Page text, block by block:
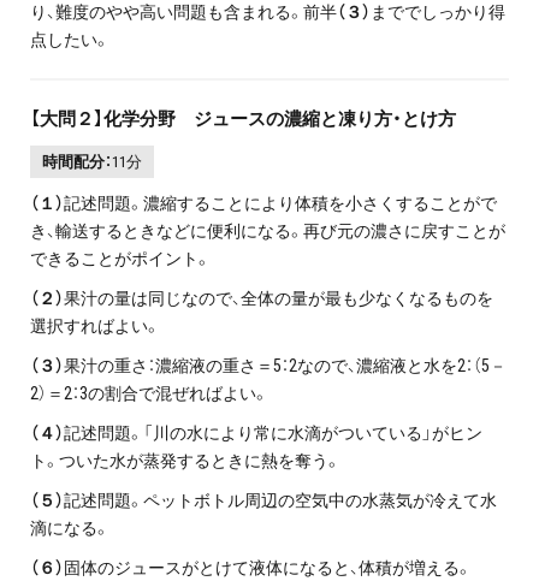
り、難度のやや高い問題も含まれる。前半（３） まででしっかり得
点したい。
【大問２】化学分野 ジュースの濃縮と凍り方・とけ方
時間配分：11分
（１）記述問題。濃縮することにより体積を小さくすることがで
き、輸送するときなどに便利になる。再び元の濃さに戻すことが
できることがポイント。
（２）果汁の量は同じなので、全体の量が最も少なくなるものを
選択すればよい。
（３）果汁の重さ：濃縮液の重さ＝5：2なので、濃縮液と水を2：（5－
2）＝2：3の割合で混ぜればよい。
（４）記述問題。「川の水により常に水滴がついている」がヒン
ト。ついた水が蒸発するときに熱を奪う。
（５）記述問題。ペットボトル周辺の空気中の水蒸気が冷えて水
滴になる。
（６） 固体のジュースがとけて液体になると、体積が増える。